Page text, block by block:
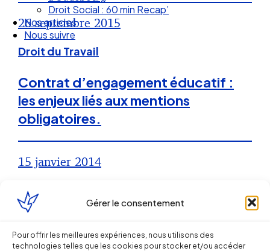
Gérer le consentement
Pour offrir les meilleures expériences, nous utilisons des
technologies telles que les cookies pour stocker et/ou accéder
Droit Social : 60 min Recap’
Nos articles
Nous suivre
26 septembre 2015
Droit du Travail
Contrat d’engagement éducatif :
les enjeux liés aux mentions
obligatoires.
15 janvier 2014
Droit du Travail
CDD du seul fait de son objet !!!